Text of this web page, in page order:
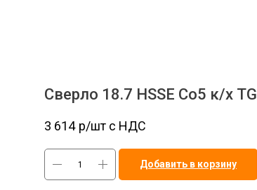
Сверло 18.7 HSSE Co5 к/х TG
3 614 р/шт c НДС
Добавить в корзину